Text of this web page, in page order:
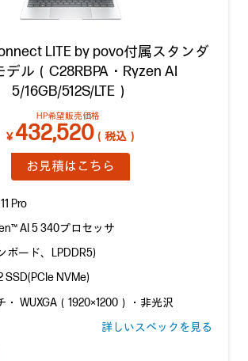
LITE by povo付属スタンダ
デル（C28RBPA・Ryzen AI
5/16GB/512S/LTE）
HP希望販売価格
￥432,520（税込）
お見積はこちら
Pro
AI 5 340プロセッサ
ボード、LPDDR5)
SSD(PCIe NVMe)
・ WUXGA（1920×1200）・非光沢
詳しいスペックを見る